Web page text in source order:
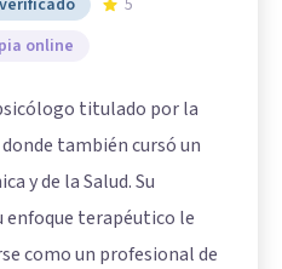
online
titulado por la
también cursó un
y de la Salud. Su
enfoque terapéutico le
como un profesional de